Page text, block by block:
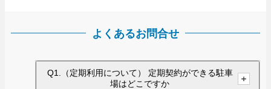
よくあるお問合せ
Q1.（定期利用について） 定期契約ができる駐車
場はどこですか